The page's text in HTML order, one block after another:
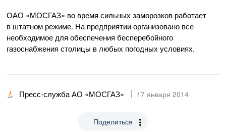
ОАО «МОСГАЗ» во время сильных заморозков работает
в штатном режиме. На предприятии организовано все
необходимое для обеспечения бесперебойного
газоснабжения столицы в любых погодных условиях.
Пресс-служба АО «МОСГАЗ» 17 января 2014
Поделиться